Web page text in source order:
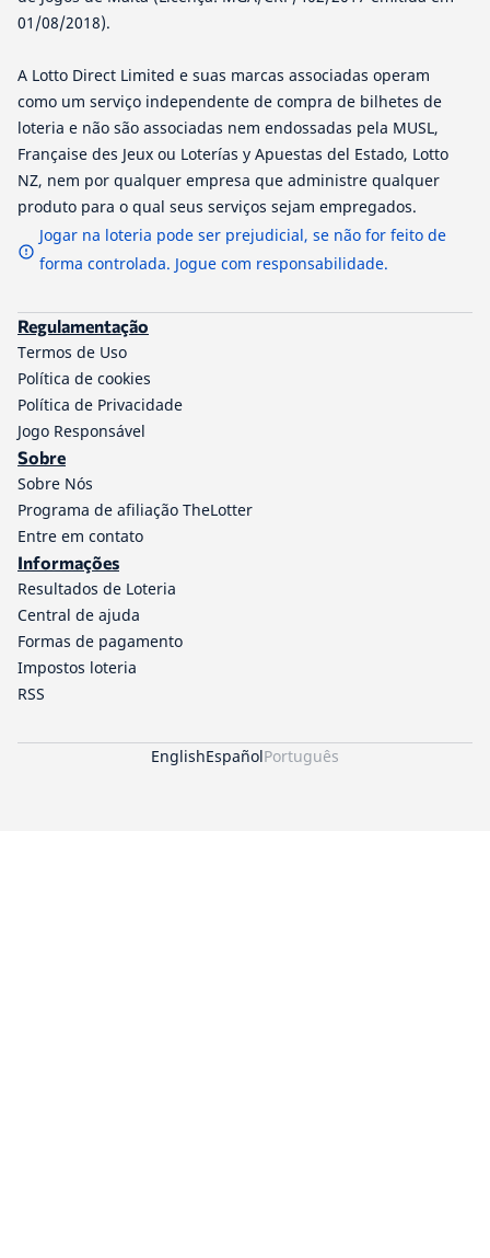
01/08/2018).
A Lotto Direct Limited e suas marcas associadas operam
como um serviço independente de compra de bilhetes de
loteria e não são associadas nem endossadas pela MUSL,
Française des Jeux ou Loterías y Apuestas del Estado, Lotto
NZ, nem por qualquer empresa que administre qualquer
produto para o qual seus serviços sejam empregados.
Jogar na loteria pode ser prejudicial, se não for feito de
forma controlada. Jogue com responsabilidade.
Regulamentação
Termos de Uso
Política de cookies
Política de Privacidade
Jogo Responsável
Sobre
Sobre Nós
Programa de afiliação TheLotter
Entre em contato
Informações
Resultados de Loteria
Central de ajuda
Formas de pagamento
Impostos loteria
RSS
EnglishEspañolPortuguês